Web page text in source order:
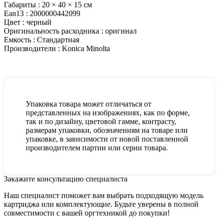
Габариты : 20 × 40 × 15 см
Ean13 : 2000000442099
Цвет : черный
Оригинальность расходника : оригинал
Емкость : Стандартная
Производители : Konica Minolta
Упаковка товара может отличаться от
представленных на изображениях, как по форме,
так и по дизайну, цветовой гамме, контрасту,
размерам упаковки, обозначениям на товаре или
упаковке, в зависимости от новой поставленной
производителем партии или серии товара.
Закажите консультацию специалиста
Наш специалист поможет вам выбрать подходящую модель
картриджа или комплектующие. Будьте уверены в полной
совместимости с вашей оргтехникой до покупки!